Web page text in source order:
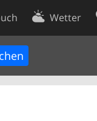
Wetter
Kontakt